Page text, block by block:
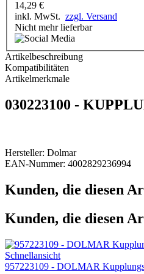
14,29 €
inkl. MwSt. zzgl. Versand
Nicht mehr lieferbar
Artikelbeschreibung
Kompatibilitäten
Artikelmerkmale
030223100 -
Hersteller: Dolmar
EAN-Nummer: 4002829236994
Kunden, die diesen
Kunden, die diesen
Schnellansicht
957223109 - DOLMAR